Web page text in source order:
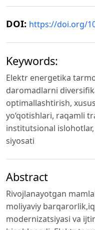
DOI: https://doi.org/
Keywords:
Elektr energetika
daromadlarni
optimallashtirish,
yo‘qotishlari, raqamli
institutsional
siyosati
Abstract
Rivojlanayotgan
moliyaviy
modernizatsiyasi va